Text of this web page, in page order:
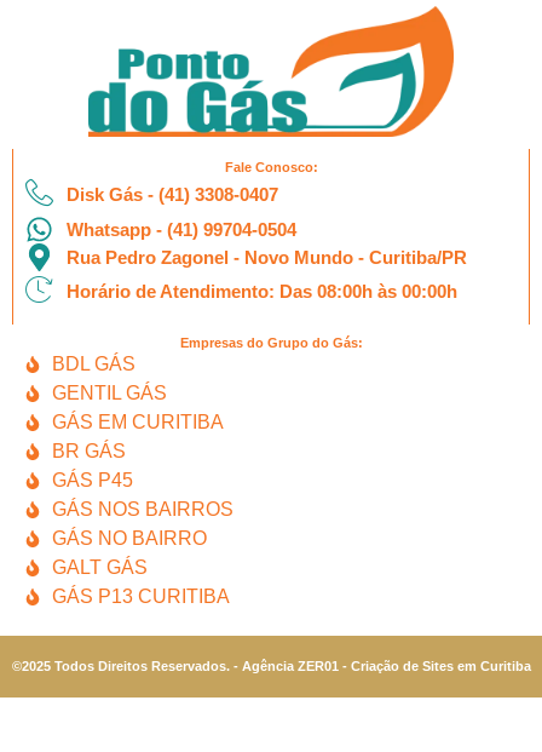
Fale Conosco:
Disk Gás - (41) 3308-0407
Whatsapp - (41) 99704-0504
Rua Pedro Zagonel - Novo Mundo - Curitiba/PR
Horário de Atendimento: Das 08:00h às 00:00h​
Empresas do Grupo do Gás:
BDL GÁS
GENTIL GÁS
GÁS EM CURITIBA
BR GÁS
GÁS P45
GÁS NOS BAIRROS
GÁS NO BAIRRO
GALT GÁS
GÁS P13 CURITIBA
©2025 Todos Direitos Reservados. - Agência ZER01 - Criação de Sites em Curitiba